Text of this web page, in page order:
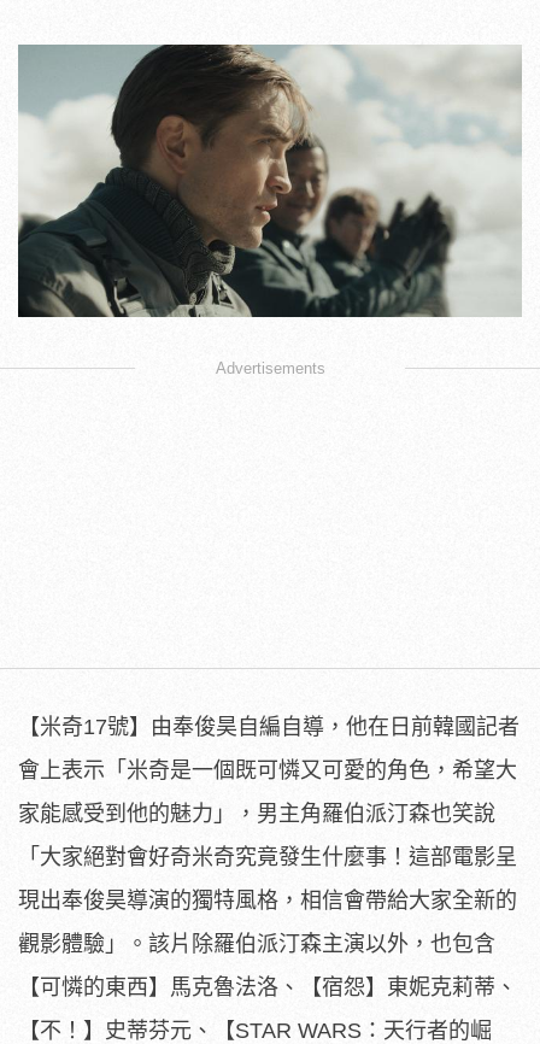
Advertisements
【米奇17號】由奉俊昊自編自導，他在日前韓國記者
會上表示「 米奇是一個既可憐又可愛的角色，希望大
家能感受到他的魅力」， 男主角羅伯派汀森也笑說
「大家絕對會好奇米奇究竟發生什麼事！ 這部電影呈
現出奉俊昊導演的獨特風格， 相信會帶給大家全新的
觀影體驗」。該片除羅伯派汀森主演以外， 也包含
【可憐的東西】馬克魯法洛、【宿怨】東妮克莉蒂、
【不！】 史蒂芬元、【STAR WARS：天行者的崛